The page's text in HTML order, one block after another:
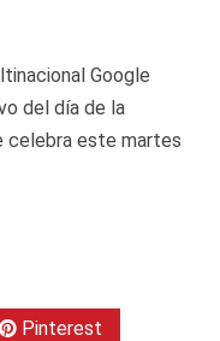
Google
del día de la
celebra este martes
Pinterest